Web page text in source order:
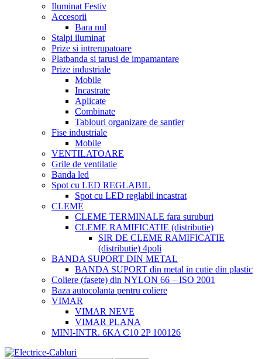
Iluminat Festiv
Accesorii
Bara nul
Stalpi iluminat
Prize si intrerupatoare
Platbanda si tarusi de impamantare
Prize industriale
Mobile
Incastrate
Aplicate
Combinate
Tablouri organizare de santier
Fise industriale
Mobile
VENTILATOARE
Grile de ventilatie
Banda led
Spot cu LED REGLABIL
Spot cu LED reglabil incastrat
CLEME
CLEME TERMINALE fara suruburi
CLEME RAMIFICATIE (distributie)
SIR DE CLEME RAMIFICATIE
(distributie) 4poli
BANDA SUPORT DIN METAL
BANDA SUPORT din metal in cutie din plastic
Coliere (fasete) din NYLON 66 – ISO 2001
Baza autocolanta pentru coliere
VIMAR
VIMAR NEVE
VIMAR PLANA
MINI-INTR. 6KA C10 2P 100126